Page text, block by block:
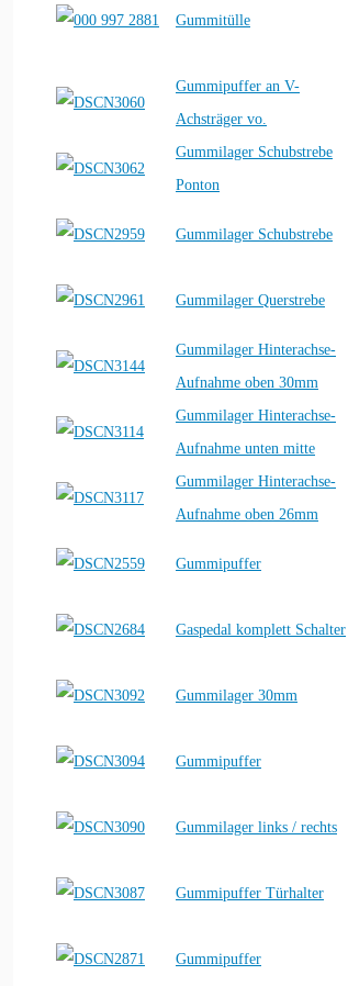
Gummitülle
Gummipuffer an V-
Achsträger vo.
Gummilager Schubstrebe
Ponton
Gummilager Schubstrebe
Gummilager Querstrebe
Gummilager Hinterachse-
Aufnahme oben 30mm
Gummilager Hinterachse-
Aufnahme unten mitte
Gummilager Hinterachse-
Aufnahme oben 26mm
Gummipuffer
Gaspedal komplett Schalter
Gummilager 30mm
Gummipuffer
Gummilager links / rechts
Gummipuffer Türhalter
Gummipuffer